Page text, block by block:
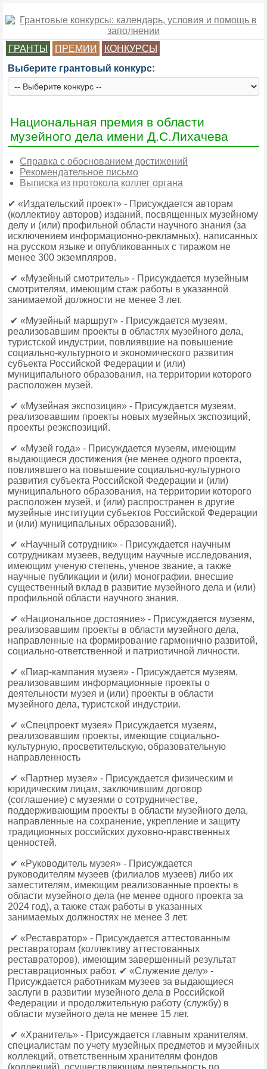
ГРАНТЫ ПРЕМИИ
КОНКУРСЫ
Выберите грантовый конкурс:
Национальная премия в области
музейного дела имени Д.С.Лихачева
Справка с обоснованием достижений
Рекомендательное письмо
Выписка из протокола коллег органа
✔ «Издательский проект» - Присуждается авторам
(коллективу авторов) изданий, посвященных музейному
делу и (или) профильной области научного знания (за
исключением информационно-рекламных), написанных
на русском языке и опубликованных с тиражом не
менее 300 экземпляров.
✔ «Музейный смотритель» - Присуждается музейным
смотрителям, имеющим стаж работы в указанной
занимаемой должности не менее 3 лет.
✔ «Музейный маршрут» - Присуждается музеям,
реализовавшим проекты в областях музейного дела,
туристской индустрии, повлиявшие на повышение
социально-культурного и экономического развития
субъекта Российской Федерации и (или)
муниципального образования, на территории которого
расположен музей.
✔ «Музейная экспозиция» - Присуждается музеям,
реализовавшим проекты новых музейных экспозиций,
проекты реэкспозиций.
✔ «Музей года» - Присуждается музеям, имеющим
выдающиеся достижения (не менее одного проекта,
повлиявшего на повышение социально-культурного
развития субъекта Российской Федерации и (или)
муниципального образования, на территории которого
расположен музей, и (или) распространен в другие
музейные институции субъектов Российской Федерации
и (или) муниципальных образований).
✔ «Научный сотрудник» - Присуждается научным
сотрудникам музеев, ведущим научные исследования,
имеющим ученую степень, ученое звание, а также
научные публикации и (или) монографии, внесшие
существенный вклад в развитие музейного дела и (или)
профильной области научного знания.
✔ «Национальное достояние» - Присуждается музеям,
реализовавшим проекты в области музейного дела,
направленные на формирование гармонично развитой,
социально-ответственной и патриотичной личности.
✔ «Пиар-кампания музея» - Присуждается музеям,
реализовавшим информационные проекты о
деятельности музея и (или) проекты в области
музейного дела, туристской индустрии.
✔ «Спецпроект музея» Присуждается музеям,
реализовавшим проекты, имеющие социально-
культурную, просветительскую, образовательную
направленность
✔ «Партнер музея» - Присуждается физическим и
юридическим лицам, заключившим договор
(соглашение) с музеями о сотрудничестве,
поддерживающим проекты в области музейного дела,
направленные на сохранение, укрепление и защиту
традиционных российских духовно-нравственных
ценностей.
✔ «Руководитель музея» - Присуждается
руководителям музеев (филиалов музеев) либо их
заместителям, имеющим реализованные проекты в
области музейного дела (не менее одного проекта за
2024 год), а также стаж работы в указанных
занимаемых должностях не менее 3 лет.
✔ «Реставратор» - Присуждается аттестованным
реставраторам (коллективу аттестованных
реставраторов), имеющим завершенный результат
реставрационных работ. ✔ «Служение делу» -
Присуждается работникам музеев за выдающиеся
заслуги в развитии музейного дела в Российской
Федерации и продолжительную работу (службу) в
области музейного дела не менее 15 лет.
✔ «Хранитель» - Присуждается главным хранителям,
специалистам по учету музейных предметов и музейных
коллекций, ответственным хранителям фондов
(коллекций), осуществляющим деятельность по